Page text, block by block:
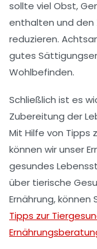
sollte viel Obst,
enthalten und den
reduzieren.
gutes
Wohlbefinden.
Schließlich ist es
Zubereitung der
Mit Hilfe von Tipps
können wir unser
gesundes
über tierische
Ernährung, können
Tipps zur